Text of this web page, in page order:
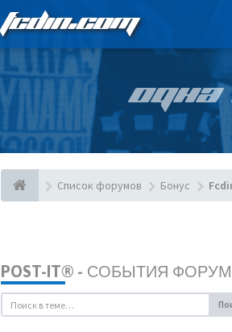
FCDIN.COM
ОДНА
Список форумов Бонус
POST-IT® - СОБЫТИЯ